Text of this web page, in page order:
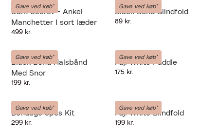
Gave ved køb*
LIEBE-SEELE
Dark Secret - Ankel
Manchetter I sort læder
499 kr.
Gave ved køb*
LIEBE-SEELE
Black Bond Blindfold
89 kr.
Gave ved køb*
LIEBE-SEELE
Black Bond Halsbånd
Med Snor
199 kr.
Gave ved køb*
LIEBE-SEELE
Fuji White Paddle
175 kr.
Gave ved køb*
LIEBE-SEELE
Bondage 8pcs Kit
299 kr.
Gave ved køb*
LIEBE-SEELE
Fuji White Blindfold
199 kr.